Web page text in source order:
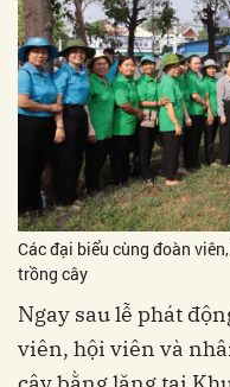
Các đại biểu cùng đoàn
trồng cây
Ngay sau lễ phát
viên, hội viên và